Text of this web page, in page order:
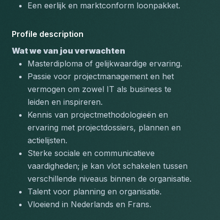
Een eerlijk en marktconform loonpakket.
Profile description
Wat we van jou verwachten
Masterdiploma of gelijkwaardige ervaring.
Passie voor projectmanagement en het
vermogen om zowel IT als business te
leiden en inspireren.
Kennis van projectmethodologieën en
ervaring met projectdossiers, plannen en
actielijsten.
Sterke sociale en communicatieve
vaardigheden; je kan vlot schakelen tussen
verschillende niveaus binnen de organisatie.
Talent voor planning en organisatie.
Vloeiend in Nederlands en Frans.